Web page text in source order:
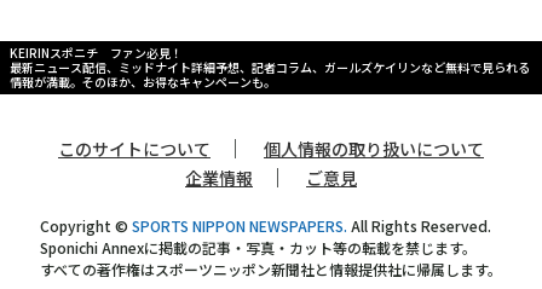
KEIRINスポニチ ファン必見！
最新ニュース配信、ミッドナイト詳細予想、記者コラム、ガールズケイリンなど無料で見られる
情報が満載。そのほか、お得なキャンペーンも。
このサイトについて ｜
個人情報の取り扱いについて
企業情報
｜ ご意見
Copyright © SPORTS NIPPON NEWSPAPERS. All Rights Reserved.
Sponichi Annexに掲載の記事・写真・カット等の転載を禁じます。
すべての著作権はスポーツニッポン新聞社と情報提供社に帰属します。